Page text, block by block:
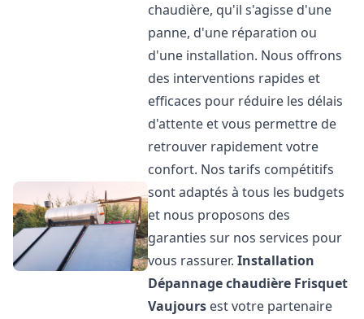
chaudière, qu'il s'agisse d'une
panne, d'une réparation ou
d'une installation. Nous offrons
des interventions rapides et
efficaces pour réduire les délais
d'attente et vous permettre de
retrouver rapidement votre
confort. Nos tarifs compétitifs
sont adaptés à tous les budgets
et nous proposons des
garanties sur nos services pour
vous rassurer.Installation
Dépannage chaudière Frisquet
Vaujours est votre partenaire